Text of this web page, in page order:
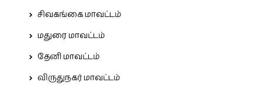
சிவகங்கை மாவட்டம்
மதுரை மாவட்டம்
தேனி மாவட்டம்
விருதுநகர் மாவட்டம்